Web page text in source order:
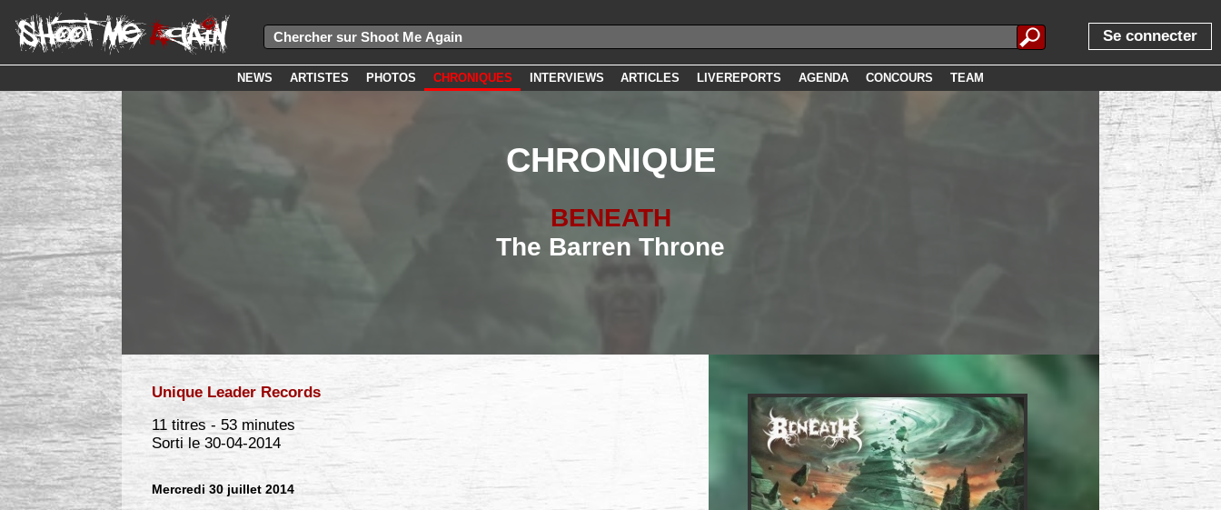
Se connecter
NEWS ARTISTES PHOTOS CHRONIQUES INTERVIEWS ARTICLES LIVEREPORTS AGENDA CONCOURS TEAM
CHRONIQUE
BENEATH
The Barren Throne
Unique Leader Records
11 titres - 53 minutes
Sorti le 30-04-2014
Mercredi 30 juillet 2014